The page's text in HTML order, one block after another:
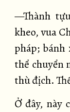
—Thành
kheo, vua
pháp; bánh
thể chuyển
thù địch.
Ở đây, này